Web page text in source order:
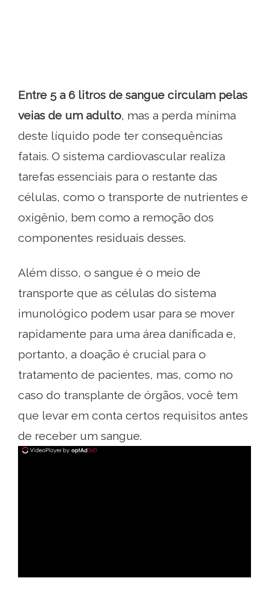
Entre 5 a 6 litros de sangue circulam pelas
veias de um adulto, mas a perda mínima
deste líquido pode ter consequências
fatais. O sistema cardiovascular realiza
tarefas essenciais para o restante das
células, como o transporte de nutrientes e
oxigênio, bem como a remoção dos
componentes residuais desses.
Além disso, o sangue é o meio de
transporte que as células do sistema
imunológico podem usar para se mover
rapidamente para uma área danificada e,
portanto, a doação é crucial para o
tratamento de pacientes, mas, como no
caso do transplante de órgãos, você tem
que levar em conta certos requisitos antes
de receber um sangue.